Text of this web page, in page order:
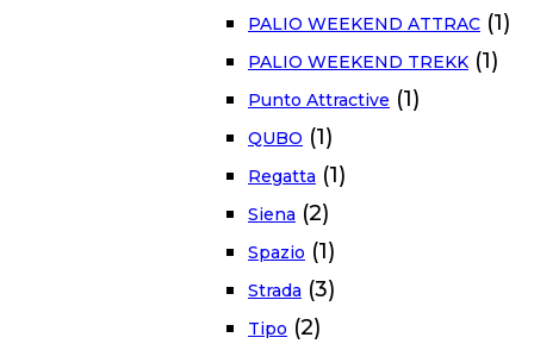
PALIO WEEKEND ATTRAC (1)
PALIO WEEKEND TREKK (1)
Punto Attractive (1)
QUBO (1)
Regatta (1)
Siena (2)
Spazio (1)
Strada (3)
Tipo (2)